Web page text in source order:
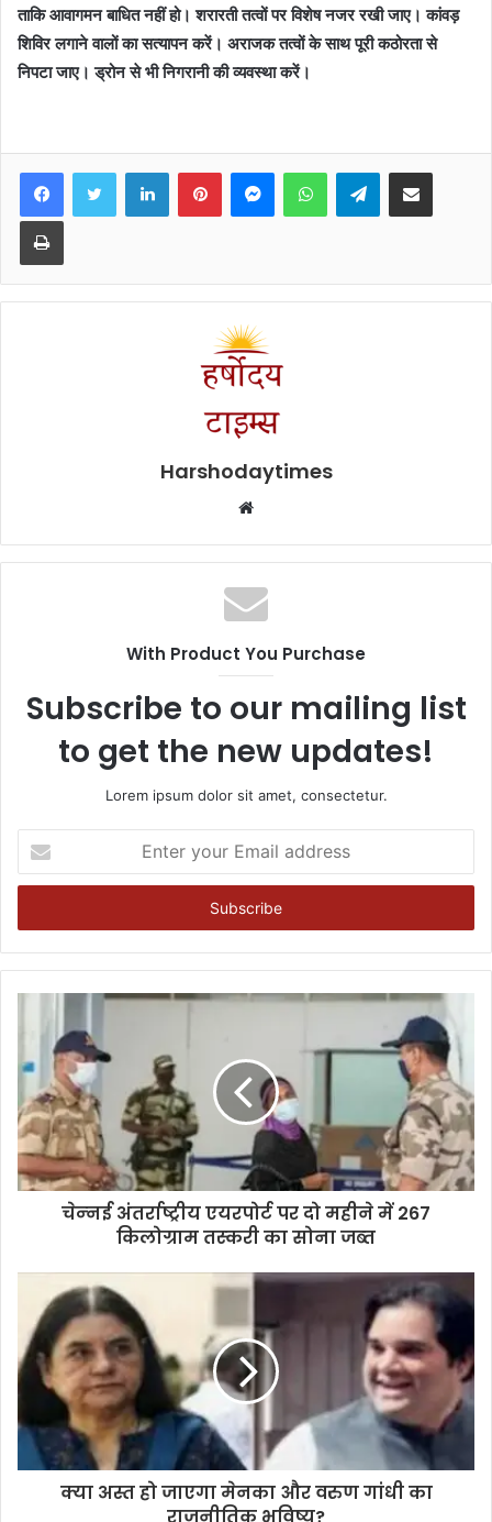
ताकि आवागमन बाधित नहीं हो। शरारती तत्वों पर विशेष नजर रखी जाए। कांवड़
शिविर लगाने वालों का सत्यापन करें। अराजक तत्वों के साथ पूरी कठोरता से
निपटा जाए। ड्रोन से भी निगरानी की व्यवस्था करें।
FacebookTwitter LinkedInPinterestMessengerWhatsAppTelegramShare via Email
Print
Harshodaytimes
Website
With Product You Purchase
Subscribe to our mailing list
to get the new updates!
Lorem ipsum dolor sit amet, consectetur.
your
Email
चेन्‍नई अंतर्राष्ट्रीय एयरपोर्ट पर दो महीने में 267
किलोग्राम तस्‍करी का सोना जब्‍त
क्या अस्त हो जाएगा मेनका और वरुण गांधी का
राजनीतिक भविष्य?